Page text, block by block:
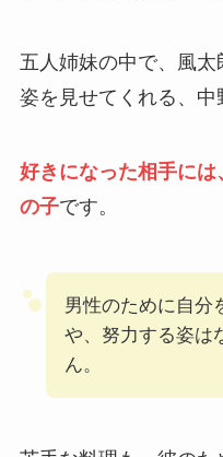
五人姉妹の中で、風
姿を見せてくれる、中
好きになった相手に
の子です。
男性のために自分
や、努力する姿は
ん。